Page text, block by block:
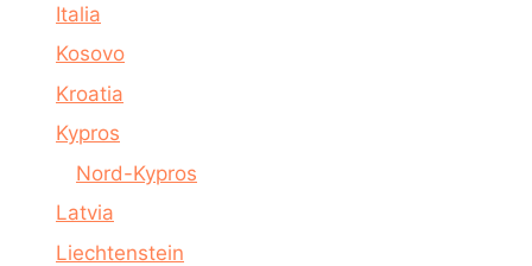
Italia
Kosovo
Kroatia
Kypros
Nord-Kypros
Latvia
Liechtenstein